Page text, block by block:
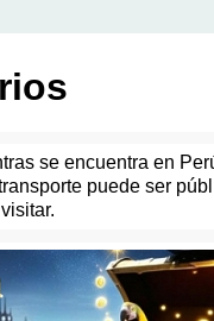
se encuentra en
puede ser